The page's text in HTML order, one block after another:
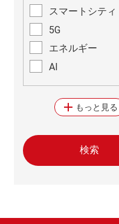
スマートシティ
5G
エネルギー
AI
add もっと見る